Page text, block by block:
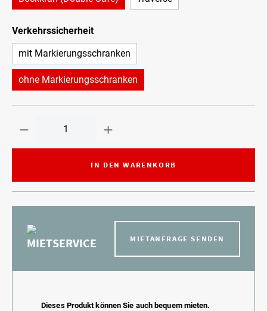
Verkehrssicherheit
mit Markierungsschranken
ohne Markierungsschranken
IN DEN WARENKORB
MIETSERVICE MIETANFRAGE SENDEN
Dieses Produkt können Sie auch bequem mieten.